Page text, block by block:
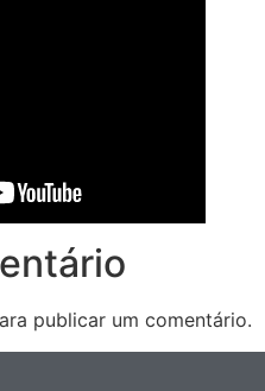
publicar um comentário.